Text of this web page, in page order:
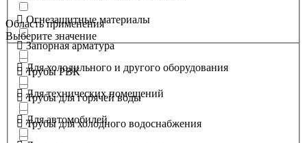
Огнезащитные материалы
Запорная арматура
Трубы РВК
Трубы для горячей воды
Трубы для холодного водоснабжения
Область применения
Выберите значение
Для холодильного и другого оборудования
Для технических помещений
Для автомобилей